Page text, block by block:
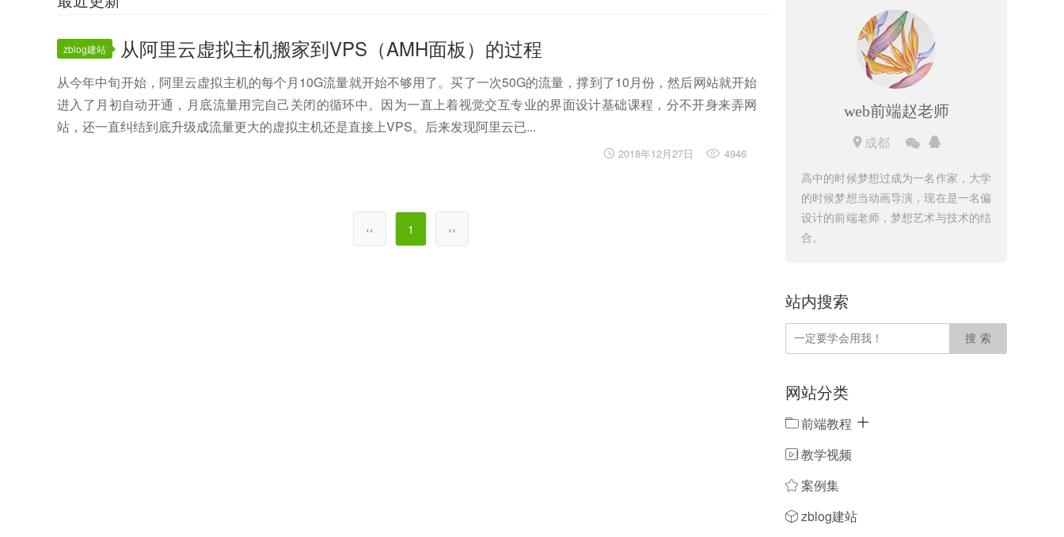
zblog建站 从阿里云虚拟主机搬家到VPS（AMH面板）的过程
从今年中旬开始，阿里云虚拟主机的每个月10G流量就开始不够用了。买了一次50G的流量，撑到了10月份，然后网站就开始
进入了月初自动开通，月底流量用完自己关闭的循环中。因为一直上着视觉交互专业的界面设计基础课程，分不开身来弄网
站，还一直纠结到底升级成流量更大的虚拟主机还是直接上VPS。后来发现阿里云已...
2018年12月27日 4946
‹‹ 1 ››
web前端赵老师
成都
高中的时候梦想过成为一名作家，大学
的时候梦想当动画导演，现在是一名偏
设计的前端老师，梦想艺术与技术的结
合。
站内搜索
网站分类
前端教程
教学视频
案例集
zblog建站